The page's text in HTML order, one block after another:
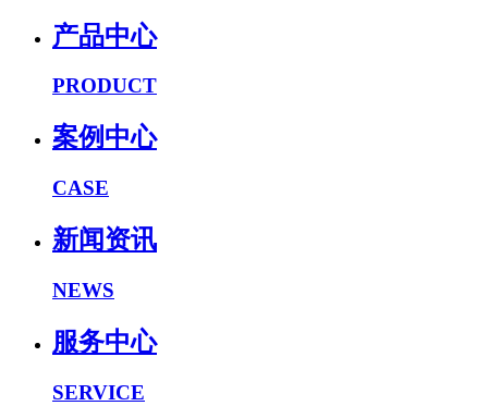
产品中心
PRODUCT
案例中心
CASE
新闻资讯
NEWS
服务中心
SERVICE